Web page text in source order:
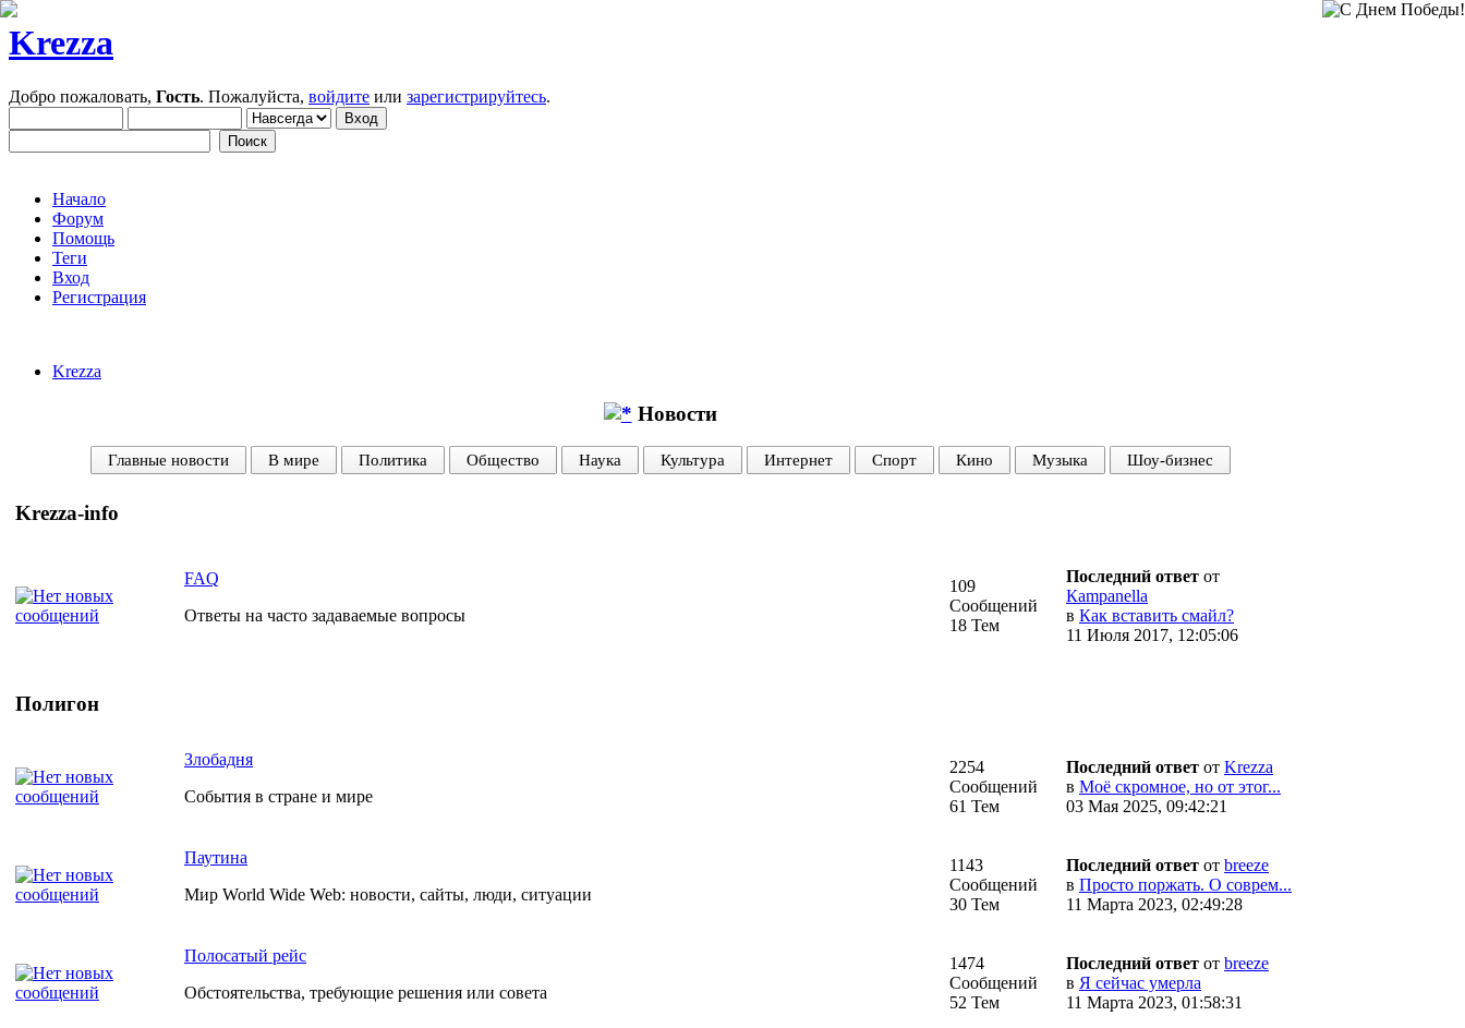
Krezza
Добро пожаловать, Гость. Пожалуйста, войдите или зарегистрируйтесь.
Начало
Форум
Помощь
Теги
Вход
Регистрация
Krezza
Новости
Главные новости В мире Политика Общество Наука Культура Интернет Спорт Кино Музыка Шоу-бизнес
Krezza-info
FAQ
Ответы на часто задаваемые вопросы
109
Сообщений
18 Тем
Последний ответ от
Кampanella
в Как вставить смайл?
11 Июля 2017, 12:05:06
Полигон
Злобадня
События в стране и мире
2254
Сообщений
61 Тем
Последний ответ от Krezza
в Моё скромное, но от этог...
03 Мая 2025, 09:42:21
Паутина
Мир World Wide Web: новости, сайты, люди, ситуации
1143
Сообщений
30 Тем
Последний ответ от breeze
в Просто поржать. О соврем...
11 Марта 2023, 02:49:28
Полосатый рейс
Обстоятельства, требующие решения или совета
1474
Сообщений
52 Тем
Последний ответ от breeze
в Я сейчас умерла
11 Марта 2023, 01:58:31